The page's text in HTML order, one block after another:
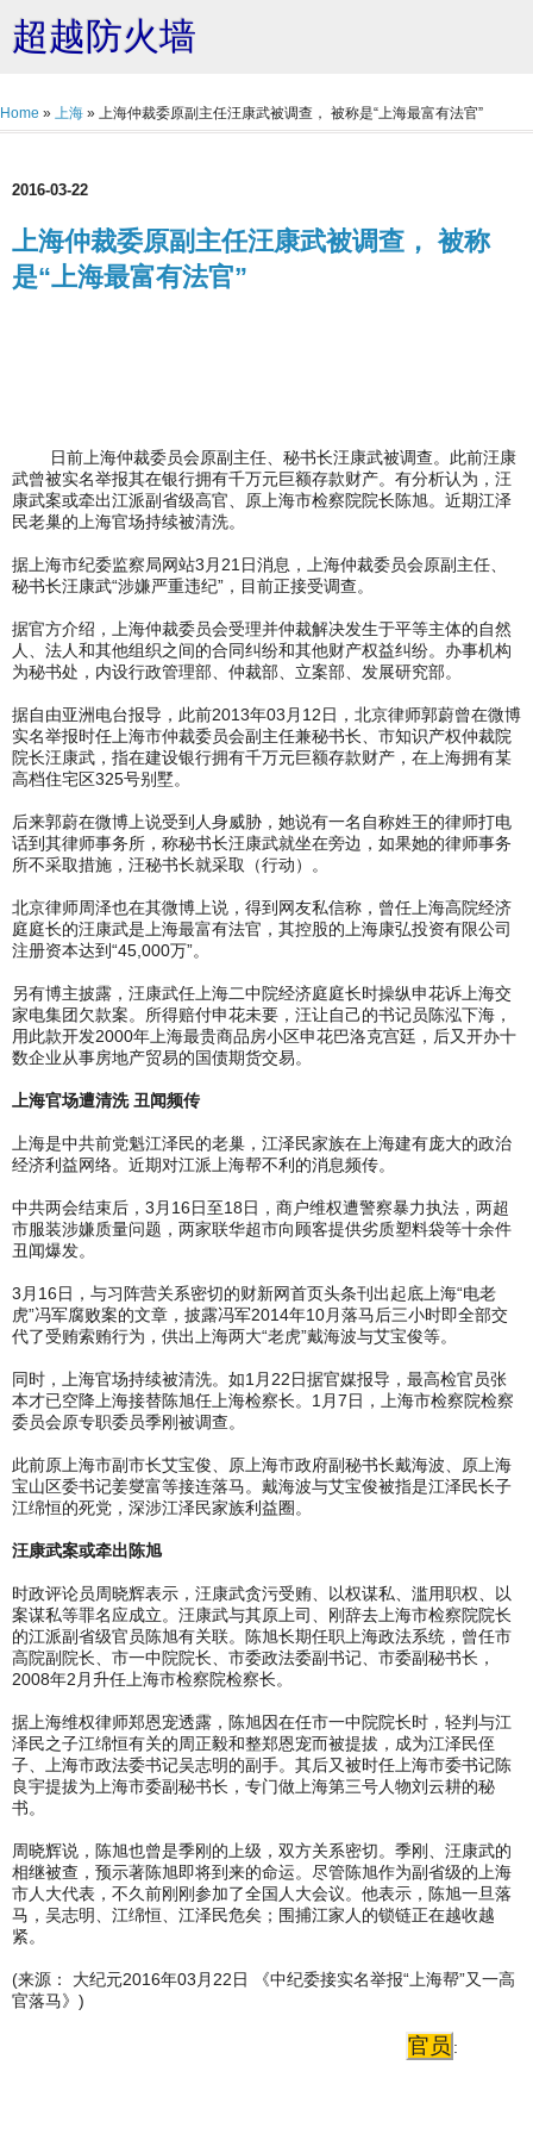
超越防火墙
Home » 上海 » 上海仲裁委原副主任汪康武被调查， 被称是“上海最富有法官”
2016-03-22
上海仲裁委原副主任汪康武被调查， 被称
是“上海最富有法官”
日前上海仲裁委员会原副主任、秘书长汪康武被调查。此前汪康
武曾被实名举报其在银行拥有千万元巨额存款财产。有分析认为，汪
康武案或牵出江派副省级高官、原上海市检察院院长陈旭。近期江泽
民老巢的上海官场持续被清洗。
据上海市纪委监察局网站3月21日消息，上海仲裁委员会原副主任、
秘书长汪康武“涉嫌严重违纪”，目前正接受调查。
据官方介绍，上海仲裁委员会受理并仲裁解决发生于平等主体的自然
人、法人和其他组织之间的合同纠纷和其他财产权益纠纷。办事机构
为秘书处，内设行政管理部、仲裁部、立案部、发展研究部。
据自由亚洲电台报导，此前2013年03月12日，北京律师郭蔚曾在微博
实名举报时任上海市仲裁委员会副主任兼秘书长、市知识产权仲裁院
院长汪康武，指在建设银行拥有千万元巨额存款财产，在上海拥有某
高档住宅区325号别墅。
后来郭蔚在微博上说受到人身威胁，她说有一名自称姓王的律师打电
话到其律师事务所，称秘书长汪康武就坐在旁边，如果她的律师事务
所不采取措施，汪秘书长就采取（行动）。
北京律师周泽也在其微博上说，得到网友私信称，曾任上海高院经济
庭庭长的汪康武是上海最富有法官，其控股的上海康弘投资有限公司
注册资本达到“45,000万”。
另有博主披露，汪康武任上海二中院经济庭庭长时操纵申花诉上海交
家电集团欠款案。所得赔付申花未要，汪让自己的书记员陈泓下海，
用此款开发2000年上海最贵商品房小区申花巴洛克宫廷，后又开办十
数企业从事房地产贸易的国债期货交易。
上海官场遭清洗 丑闻频传
上海是中共前党魁江泽民的老巢，江泽民家族在上海建有庞大的政治
经济利益网络。近期对江派上海帮不利的消息频传。
中共两会结束后，3月16日至18日，商户维权遭警察暴力执法，两超
市服装涉嫌质量问题，两家联华超市向顾客提供劣质塑料袋等十余件
丑闻爆发。
3月16日，与习阵营关系密切的财新网首页头条刊出起底上海“电老
虎”冯军腐败案的文章，披露冯军2014年10月落马后三小时即全部交
代了受贿索贿行为，供出上海两大“老虎”戴海波与艾宝俊等。
同时，上海官场持续被清洗。如1月22日据官媒报导，最高检官员张
本才已空降上海接替陈旭任上海检察长。1月7日，上海市检察院检察
委员会原专职委员季刚被调查。
此前原上海市副市长艾宝俊、原上海市政府副秘书长戴海波、原上海
宝山区委书记姜燮富等接连落马。戴海波与艾宝俊被指是江泽民长子
江绵恒的死党，深涉江泽民家族利益圈。
汪康武案或牵出陈旭
时政评论员周晓辉表示，汪康武贪污受贿、以权谋私、滥用职权、以
案谋私等罪名应成立。汪康武与其原上司、刚辞去上海市检察院院长
的江派副省级官员陈旭有关联。陈旭长期任职上海政法系统，曾任市
高院副院长、市一中院院长、市委政法委副书记、市委副秘书长，
2008年2月升任上海市检察院检察长。
据上海维权律师郑恩宠透露，陈旭因在任市一中院院长时，轻判与江
泽民之子江绵恒有关的周正毅和整郑恩宠而被提拔，成为江泽民侄
子、上海市政法委书记吴志明的副手。其后又被时任上海市委书记陈
良宇提拔为上海市委副秘书长，专门做上海第三号人物刘云耕的秘
书。
周晓辉说，陈旭也曾是季刚的上级，双方关系密切。季刚、汪康武的
相继被查，预示著陈旭即将到来的命运。尽管陈旭作为副省级的上海
市人大代表，不久前刚刚参加了全国人大会议。他表示，陈旭一旦落
马，吴志明、江绵恒、江泽民危矣；围捕江家人的锁链正在越收越
紧。
(来源： 大纪元2016年03月22日 《中纪委接实名举报“上海帮”又一高
官落马》)
官员 :